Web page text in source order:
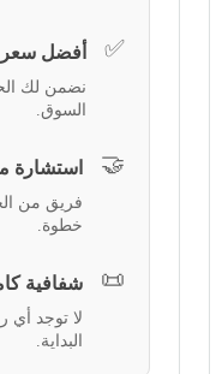
✅ أفضل
نضمن لك
السوق.
🤝 استشارة
فريق من
خطوة.
📜 شفافية
لا توجد
البداية.